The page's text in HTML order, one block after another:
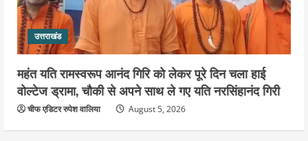
उत्तराखंड
महंत यति रामस्वरूप आनंद गिरि को लेकर पूरे दिन चला हाई
वोल्टेज ड्रामा, चौकी से अपने साथ ले गए यति नरसिंहानंद गिरी
चीफ एडिटर रुपेश वालिया August 5, 2026